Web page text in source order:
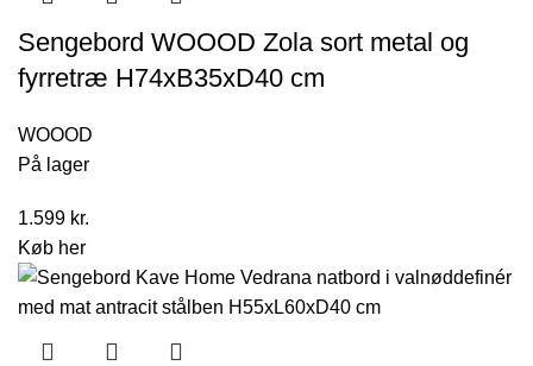
Sengebord WOOOD Zola sort metal og
fyrretræ H74xB35xD40 cm
WOOOD
På lager
1.599 kr.
Køb her